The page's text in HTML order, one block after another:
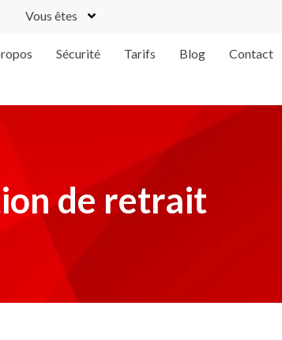
Vous êtes
Sécurité Tarifs Blog Contact
de retrait